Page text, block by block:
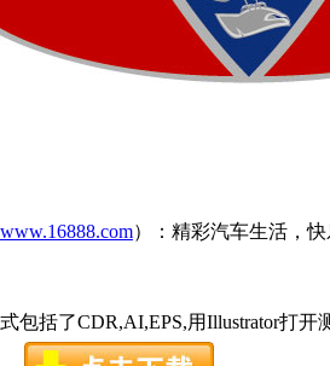
www.16888.com）：精彩汽车生活，
包括了CDR,AI,EPS,用Illustrator打开